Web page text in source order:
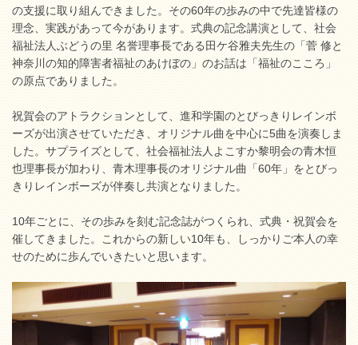
の支援に取り組んできました。その60年の歩みの中で先達皆様の
理念、実践があって今があります。式典の記念講演として、社会
福祉法人ぶどうの里 名誉理事長である田ケ谷雅夫先生の「菅 修と
神奈川の知的障害者福祉のあけぼの」のお話は「福祉のこころ」
の原点でありました。
祝賀会のアトラクションとして、進和学園のとびっきりレインボ
ーズが出演させていただき、オリジナル曲を中心に5曲を演奏しま
した。サプライズとして、社会福祉法人よこすか黎明会の青木恒
也理事長が加わり、青木理事長のオリジナル曲「60年」をとびっ
きりレインボーズが伴奏し共演となりました。
10年ごとに、その歩みを刻む記念誌がつくられ、式典・祝賀会を
催してきました。これからの新しい10年も、しっかりご本人の幸
せのために歩んでいきたいと思います。